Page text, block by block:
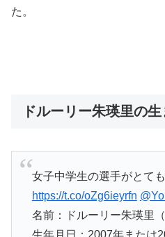
た。
ドルーリー朱瑛里の生
女子中学生の選手がとて
https://t.co/oZg6ieyrfn
名前：ドルーリー朱瑛里